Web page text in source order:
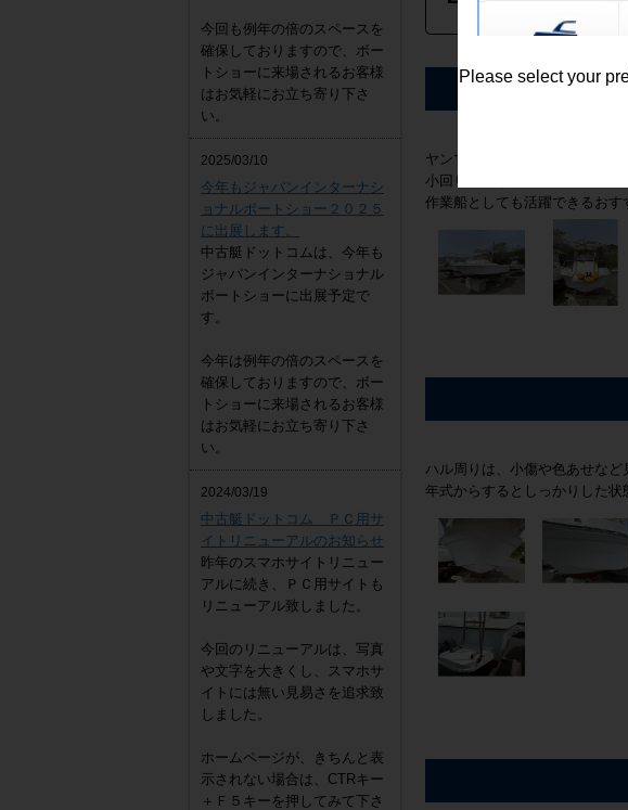
今回も例年の倍のスペースを
確保しておりますので、ボー
トショーに来場されるお客様
はお気軽にお立ち寄り下さ
い。
2025/03/10
今年もジャパンインターナシ
ョナルボートショー２０２５
に出展します。
中古艇ドットコムは、今年も
ジャパンインターナショナル
ボートショーに出展予定で
す。
今年は例年の倍のスペースを
確保しておりますので、ボー
トショーに来場されるお客様
はお気軽にお立ち寄り下さ
い。
2024/03/19
中古艇ドットコム ＰＣ用サ
イトリニューアルのお知らせ
昨年のスマホサイトリニュー
アルに続き、ＰＣ用サイトも
リニューアル致しました。
今回のリニューアルは、写真
や文字を大きくし、スマホサ
イトには無い見易さを追求致
しました。
ホームページが、きちんと表
示されない場合は、CTRキー
＋Ｆ５キーを押してみて下さ
写真の権利は撮影者
ヤンマーEF21ZIS（平成11年）
小回りが効き、広々としたデッ
作業船としても活躍できるおす
ハル周りは、小傷や色あせなど
年式からするとしっかりした状
Please select your